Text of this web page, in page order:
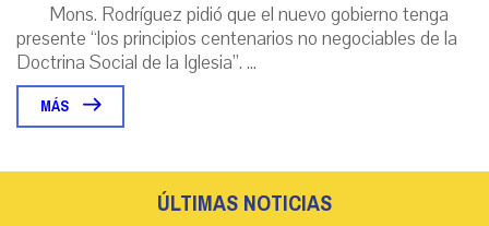
Mons. Rodríguez pidió que el nuevo gobierno tenga
presente “los principios centenarios no negociables de la
Doctrina Social de la Iglesia”. ...
MÁS
ÚLTIMAS NOTICIAS